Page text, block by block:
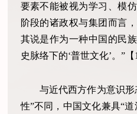
要素不能被视为学习、模
阶段的诸政权与集团而言
其说是作为一种中国的民
史脉络下的‘普世文化’。”【1
与近代西方作为意识
性”不同，中国文化兼具“